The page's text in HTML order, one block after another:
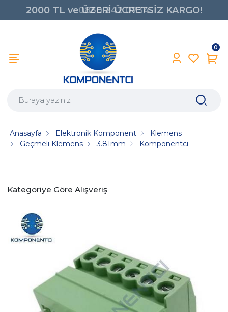
2000 TL ve ÜZERİ ÜCRETSİZ KARGO!
0850 242 0734
0
Anasayfa Elektronik Komponent
Klemens
Geçmeli Klemens
3.81mm Komponentci
Kategoriye Göre Alışveriş